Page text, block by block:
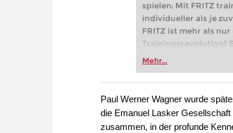
spielen: Mit FRITZ
individueller als je
FRITZ ist mehr als
Trainingsrevolution!
Vereinsschachs
zuvor.
Mehr...
Paul Werner Wagner wurde
die Emanuel Lasker
zusammen, in der profunde